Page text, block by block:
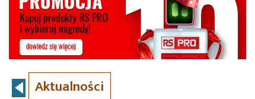
Aktualności